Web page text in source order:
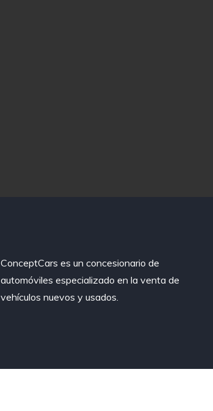
ConceptCars es un concesionario de
automóviles especializado en la venta de
vehículos nuevos y usados.